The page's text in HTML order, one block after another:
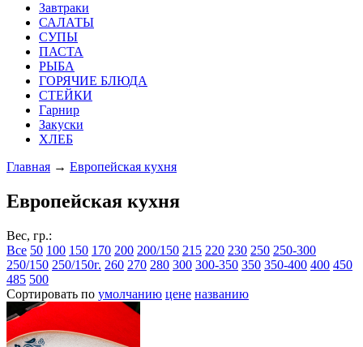
Завтраки
САЛАТЫ
СУПЫ
ПАСТА
РЫБА
ГОРЯЧИЕ БЛЮДА
СТЕЙКИ
Гарнир
Закуски
ХЛЕБ
Главная → Европейская кухня
Европейская кухня
Вес, гр.:
Все 50 100 150 170 200 200/150 215 220 230 250 250-300
250/150 250/150г. 260 270 280 300 300-350 350 350-400 400 450
485 500
Сортировать по умолчанию цене названию